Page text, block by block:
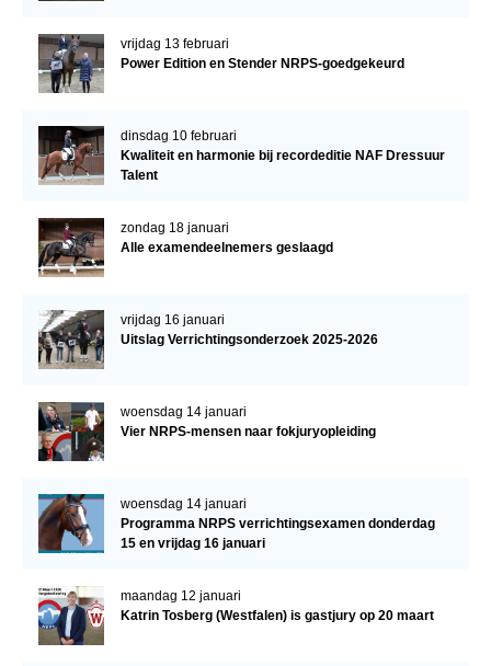
vrijdag 13 februari
Power Edition en Stender NRPS-goedgekeurd
dinsdag 10 februari
Kwaliteit en harmonie bij recordeditie NAF Dressuur
Talent
zondag 18 januari
Alle examendeelnemers geslaagd
vrijdag 16 januari
Uitslag Verrichtingsonderzoek 2025-2026
woensdag 14 januari
Vier NRPS-mensen naar fokjuryopleiding
woensdag 14 januari
Programma NRPS verrichtingsexamen donderdag
15 en vrijdag 16 januari
maandag 12 januari
Katrin Tosberg (Westfalen) is gastjury op 20 maart